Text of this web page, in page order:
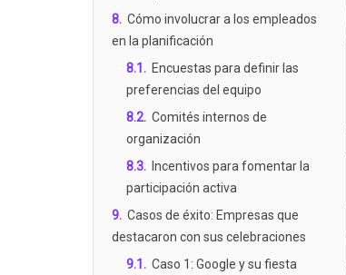
8. Cómo involucrar a los empleados
en la planificación
8.1 . Encuestas para definir las
preferencias del equipo
8.2. Comités internos de
organización
8.3. Incentivos para fomentar la
participación activa
9. Casos de éxito: Empresas que
destacaron con sus celebraciones
9.1 . Caso 1: Google y su fiesta